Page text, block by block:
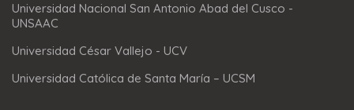
Universidad Nacional San Antonio Abad del Cusco -
UNSAAC
Universidad César Vallejo - UCV
Universidad Católica de Santa María – UCSM